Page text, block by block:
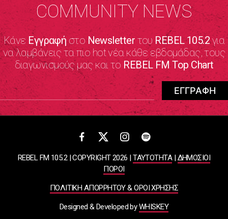
COMMUNITY NEWS
Κάνε Εγγραφήστο NewsletterτουREBEL 105.2για
να λαμβάνεις τα πιο hot νέα κάθε εβδομάδας, τους
διαγωνισμούς μας και το REBEL FM Top Chart
REBEL FM 105.2 | COPYRIGHT 2026 |ΤΑΥΤΟΤΗΤΑ|ΔΗΜΟΣΙΟΙ
ΠΟΡΟΙ
ΠΟΛΙΤΙΚΗ ΑΠΟΡΡΗΤΟΥ & ΟΡΟΙ ΧΡΗΣΗΣ
Designed & Developed byWHISKEY